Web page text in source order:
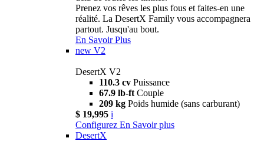
Prenez vos rêves les plus fous et faites-en une
réalité. La DesertX Family vous accompagnera
partout. Jusqu'au bout.
En Savoir Plus
new V2
DesertX V2
110.3 cv Puissance
67.9 lb-ft Couple
209 kg Poids humide (sans carburant)
$ 19,995 i
Configurez En Savoir plus
DesertX